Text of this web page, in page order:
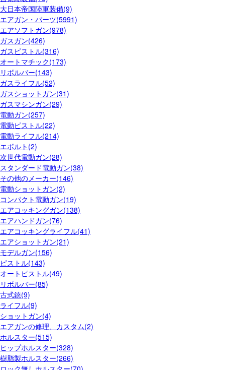
大日本帝国陸軍装備(9)
エアガン・パーツ(5991)
エアソフトガン(978)
ガスガン(426)
ガスピストル(316)
オートマチック(173)
リボルバー(143)
ガスライフル(52)
ガスショットガン(31)
ガスマシンガン(29)
電動ガン(257)
電動ピストル(22)
電動ライフル(214)
エボルト(2)
次世代電動ガン(28)
スタンダード電動ガン(38)
その他のメーカー(146)
電動ショットガン(2)
コンパクト電動ガン(19)
エアコッキングガン(138)
エアハンドガン(76)
エアコッキングライフル(41)
エアショットガン(21)
モデルガン(156)
ピストル(143)
オートピストル(49)
リボルバー(85)
古式銃(9)
ライフル(9)
ショットガン(4)
エアガンの修理、カスタム(2)
ホルスター(515)
ヒップホルスター(328)
樹脂製ホルスター(266)